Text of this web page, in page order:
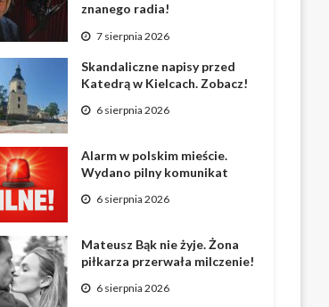
znanego radia!
7 sierpnia 2026
Skandaliczne napisy przed
Katedrą w Kielcach. Zobacz!
6 sierpnia 2026
Alarm w polskim mieście.
Wydano pilny komunikat
6 sierpnia 2026
Mateusz Bąk nie żyje. Żona
piłkarza przerwała milczenie!
6 sierpnia 2026